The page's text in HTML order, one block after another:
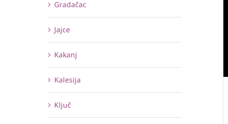
Gradačac
Jajce
Kakanj
Kalesija
Ključ